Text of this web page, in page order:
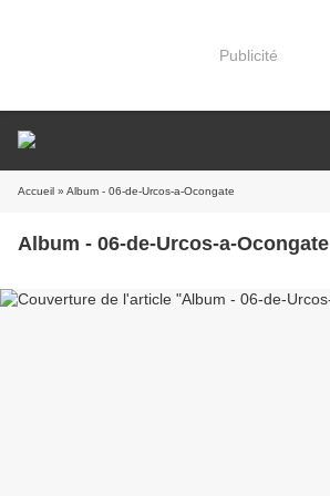
Publicité
Accueil » Album - 06-de-Urcos-a-Ocongate
Album - 06-de-Urcos-a-Ocongate